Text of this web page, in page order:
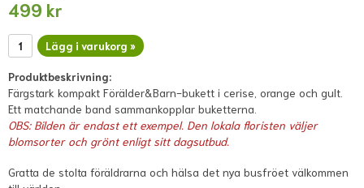
499 kr
Lägg i varukorg »
Produktbeskrivning:
Färgstark kompakt Förälder&Barn-bukett i cerise, orange och gult.
Ett matchande band sammankopplar buketterna.
OBS: Bilden är endast ett exempel. Den lokala floristen väljer
blomsorter och grönt enligt sitt dagsutbud.
Gratta de stolta föräldrarna och hälsa det nya busfröet välkommen